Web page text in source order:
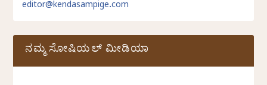
editor@kendasampige.com
ನಮ್ಮ ಸೋಷಿಯಲ್‌ ಮೀಡಿಯಾ